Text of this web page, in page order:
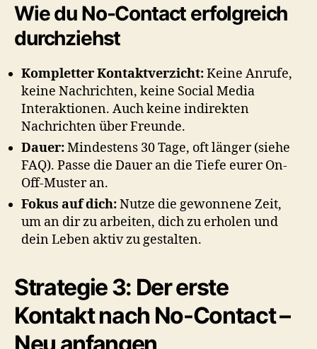
Wie du No-Contact erfolgreich
durchziehst
Kompletter Kontaktverzicht:Keine Anrufe,
keine Nachrichten, keine Social Media
Interaktionen. Auch keine indirekten
Nachrichten über Freunde.
Dauer:Mindestens 30 Tage, oft länger (siehe
FAQ). Passe die Dauer an die Tiefe eurer On-
Off-Muster an.
Fokus auf dich:Nutze die gewonnene Zeit,
um an dir zu arbeiten, dich zu erholen und
dein Leben aktiv zu gestalten.
Strategie 3: Der erste
Kontakt nach No-Contact –
Neu anfangen